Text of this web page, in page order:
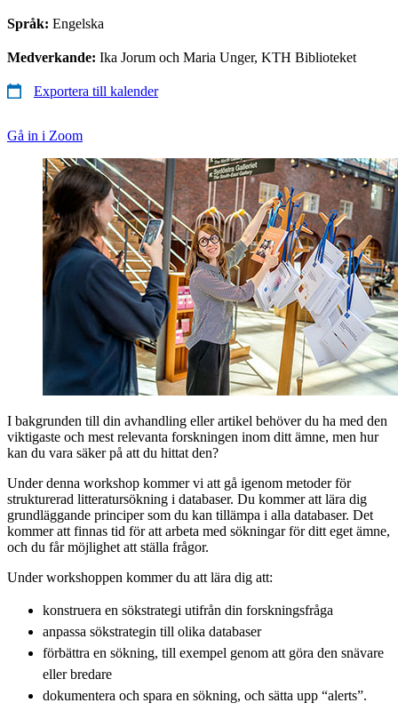
Språk: Engelska
Medverkande: Ika Jorum och Maria Unger, KTH Biblioteket
Exportera till kalender
Gå in i Zoom
I bakgrunden till din avhandling eller artikel behöver du ha med den
viktigaste och mest relevanta forskningen inom ditt ämne, men hur
kan du vara säker på att du hittat den?
Under denna workshop kommer vi att gå igenom metoder för
strukturerad litteratursökning i databaser. Du kommer att lära dig
grundläggande principer som du kan tillämpa i alla databaser. Det
kommer att finnas tid för att arbeta med sökningar för ditt eget ämne,
och du får möjlighet att ställa frågor.
Under workshoppen kommer du att lära dig att:
konstruera en sökstrategi utifrån din forskningsfråga
anpassa sökstrategin till olika databaser
förbättra en sökning, till exempel genom att göra den snävare
eller bredare
dokumentera och spara en sökning, och sätta upp “alerts”.